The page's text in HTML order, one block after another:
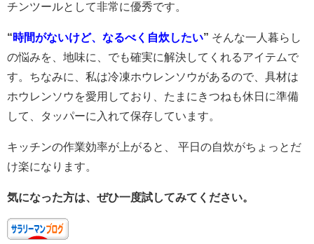
チンツールとして非常に優秀です。
“時間がないけど、なるべく自炊したい” そんな一人暮らし
の悩みを、地味に、でも確実に解決してくれるアイテムで
す。ちなみに、私は冷凍ホウレンソウがあるので、具材は
ホウレンソウを愛用しており、たまにきつねも休日に準備
して、タッパーに入れて保存しています。
キッチンの作業効率が上がると、 平日の自炊がちょっとだ
け楽になります。
気になった方は、ぜひ一度試してみてください。